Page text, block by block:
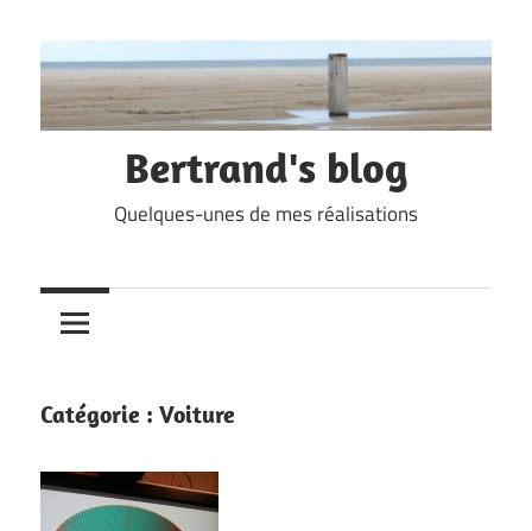
to
content
Bertrand's blog
Quelques-unes de mes réalisations
Catégorie : Voiture